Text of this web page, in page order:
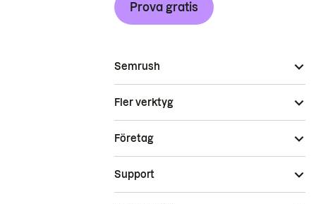
Prova gratis
Semrush
Fler verktyg
Företag
Support